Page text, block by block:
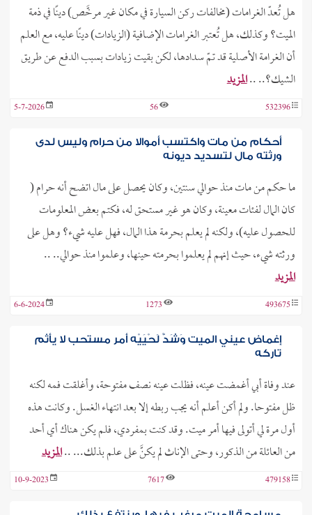
هل تُعدّ الغرامات (مخالفات ركن السيارة في مكان غير مرخَّص) دينًا في ذمة
الميت؟ وكذلك، هل تُعتبر الغرامات الإضافية (الزيادات) دينًا عليه، مع العلم
أن الغرامة الأصلية قد تمّ سدادها، لكن بقيت زيادات بسبب الدفع عن طريق
الشيك؟.. ..المزيد
532396
56
5-7-2026
أحكام من مات واكتسب أموالا من حرام وليس لدى
ورثته مال لتسديد ديونه
ما حكم من مات منذ حوالي سنتين، وكان يحصل على مال اتضح أنه حرام (
كان المال لفئات معينة، وكان هو غير مستحق له، فكتم بعض المعلومات
للحصول عليه)، ولكنه لم يعلم بحرمة هذا المال، فهل عليه شيء؟ وهل على
ورثته شيء، حيث إنهم لم يعلموا بحرمته حينها، وعلموا منذ حوالي.. ..
المزيد
493675
1273
6-6-2024
إغماض عيني الميت وَشَدُّ لَحْيَيْه أمر مستحب لا يأثم
تاركه
عند وفاة أبي أغمضت عينه، فظلت عينه نصف مفتوحة، وأغلقت فمه لكنه
ظل مفتوحا. ولم أكن أعلم أنه يجب ربطه إلا بعد انتهاء الغسل. وكانت هذه
أول مرة لي أتولى فيها أمر ميت. وقد كنت بمفردي، فلم يكن هناك أي أحد
من العائلة من الذكور، وحتى الإناث لم يكنَّ على علم بذلك... ..المزيد
479158
7617
10-9-2023